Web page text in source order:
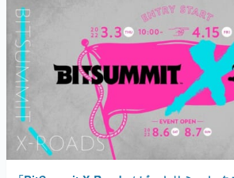
「BitSummit X-Roads / ビットサミット ク
日・7日に京都にて開催、出展エントリーも
海外に向けて発信するインディーゲームの